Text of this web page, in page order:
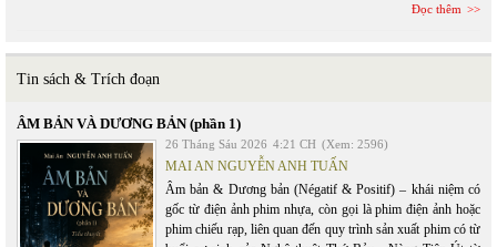
Đọc thêm
Tin sách & Trích đoạn
ÂM BẢN VÀ DƯƠNG BẢN (phần 1)
26 Tháng Sáu 2026 4:21 CH (Xem: 2596)
MAI AN NGUYỄN ANH TUẤN
Âm bản & Dương bản (Négatif & Positif) – khái niệm có
gốc từ điện ảnh phim nhựa, còn gọi là phim điện ảnh hoặc
phim chiếu rạp, liên quan đến quy trình sản xuất phim có từ